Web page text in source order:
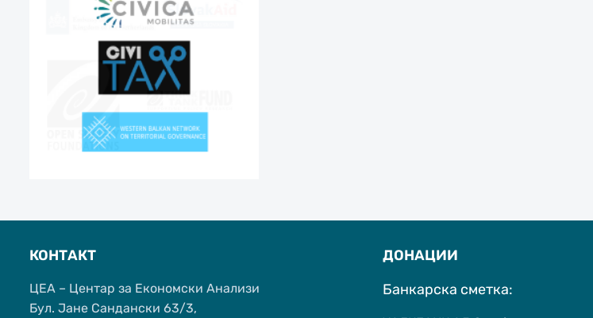
КОНТАКТ
ЦЕА – Центар за Економски Анализи
Бул. Јане Сандански 63/3,
ДОНАЦИИ
Банкарска сметка: